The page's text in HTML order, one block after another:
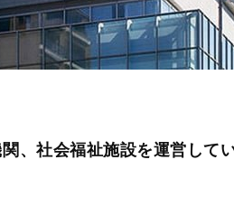
、社会福祉施設を運営してい